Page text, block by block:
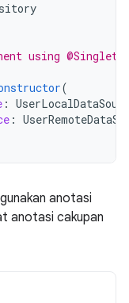
using
(
:
:
anotasi
anotasi cakupan